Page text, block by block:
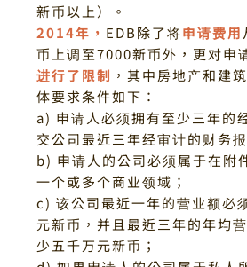
新币以上）。
2014年， EDB除了将申请费用
币上调至7000新币外，更对申
进行了限制 ，其中房地产和建
体要求条件如下：
a) 申请人必须拥有至少三年的
交公司最近三年经审计的财务报
b) 申请人的公司必须属于在附
一个或多个商业领域；
c) 该公司最近一年的营业额必
元新币，并且最近三年的年均
少五千万元新币；